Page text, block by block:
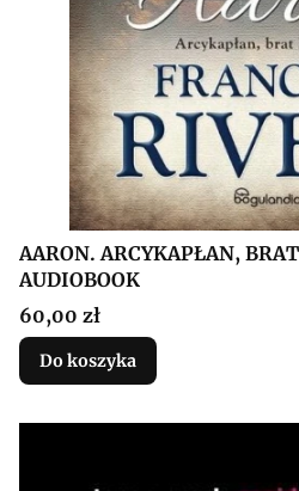
AARON. ARCYKAPŁAN,
AUDIOBOOK
Cena
60,00 zł
Do koszyka